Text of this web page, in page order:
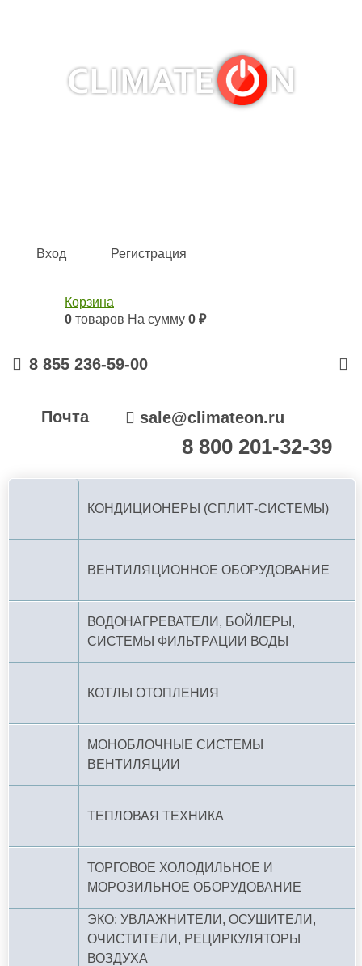
Вход Регистрация
Корзина
0 товаров На сумму 0 ₽
8 855 236-59-00
Почта sale@climateon.ru
8 800 201-32-39
КОНДИЦИОНЕРЫ (СПЛИТ-СИСТЕМЫ)
ВЕНТИЛЯЦИОННОЕ ОБОРУДОВАНИЕ
ВОДОНАГРЕВАТЕЛИ, БОЙЛЕРЫ,
СИСТЕМЫ ФИЛЬТРАЦИИ ВОДЫ
КОТЛЫ ОТОПЛЕНИЯ
МОНОБЛОЧНЫЕ СИСТЕМЫ
ВЕНТИЛЯЦИИ
ТЕПЛОВАЯ ТЕХНИКА
ТОРГОВОЕ ХОЛОДИЛЬНОЕ И
МОРОЗИЛЬНОЕ ОБОРУДОВАНИЕ
ЭКО: УВЛАЖНИТЕЛИ, ОСУШИТЕЛИ,
ОЧИСТИТЕЛИ, РЕЦИРКУЛЯТОРЫ
ВОЗДУХА